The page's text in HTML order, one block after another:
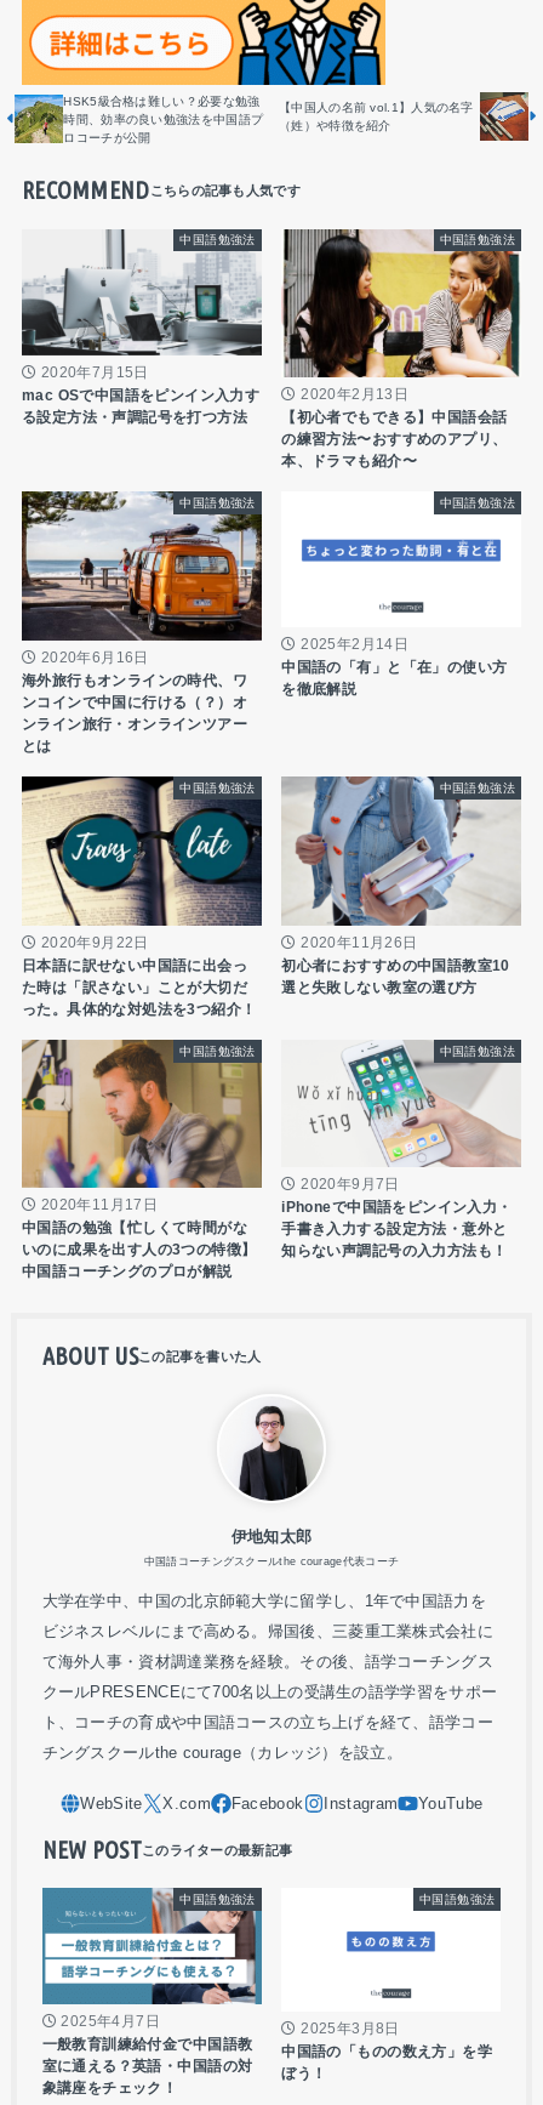
HSK5級合格は難しい？必要な勉強
時間、効率の良い勉強法を中国語プ
ロコーチが公開
【中国人の名前 vol.1】人気の名字
（姓）や特徴を紹介
RECOMMEND
中国語勉強法
2020年7月15日
mac OSで中国語をピンイン入力す
る設定方法・声調記号を打つ方法
中国語勉強法
2020年2月13日
【初心者でもできる】中国語会話
の練習方法〜おすすめのアプリ、
本、ドラマも紹介〜
中国語勉強法
2020年6月16日
海外旅行もオンラインの時代、ワ
ンコインで中国に行ける（？）オ
ンライン旅行・オンラインツアー
とは
中国語勉強法
2025年2月14日
中国語の「有」と「在」の使い方
を徹底解説
中国語勉強法
2020年9月22日
日本語に訳せない中国語に出会っ
た時は「訳さない」ことが大切だ
った。具体的な対処法を3つ紹介！
中国語勉強法
2020年11月26日
初心者におすすめの中国語教室10
選と失敗しない教室の選び方
中国語勉強法
2020年11月17日
中国語の勉強【忙しくて時間がな
いのに成果を出す人の3つの特徴】
中国語コーチングのプロが解説
中国語勉強法
2020年9月7日
iPhoneで中国語をピンイン入力・
手書き入力する設定方法・意外と
知らない声調記号の入力方法も！
ABOUT US
伊地知太郎
中国語コーチングスクールthe courage代表コーチ
大学在学中、中国の北京師範大学に留学し、1年で中国語力を
ビジネスレベルにまで高める。帰国後、三菱重工業株式会社に
て海外人事・資材調達業務を経験。その後、語学コーチングス
クールPRESENCEにて700名以上の受講生の語学学習をサポー
ト、コーチの育成や中国語コースの立ち上げを経て、語学コー
チングスクールthe courage（カレッジ）を設立。
NEW POST
中国語勉強法
2025年4月7日
一般教育訓練給付金で中国語教
室に通える？英語・中国語の対
象講座をチェック！
中国語勉強法
2025年3月8日
中国語の「ものの数え方」を学
ぼう！